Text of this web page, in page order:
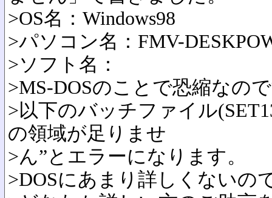
>OS名：Windows98
>パソコン名：FMV-
>ソフト名：
>MS-DOSのことで恐縮なの
>以下のバッチファイル
の領域が足りませ
>ん”とエラーになります。
>DOSにあまり詳しくないの